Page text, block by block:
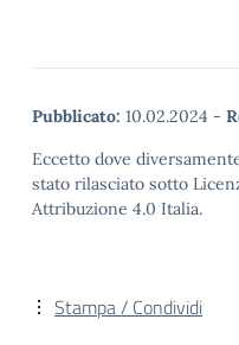
Pubblicato: 10.02.2024 -
Eccetto dove
stato rilasciato sotto
Attribuzione 4.0 Italia.
Stampa / Condividi